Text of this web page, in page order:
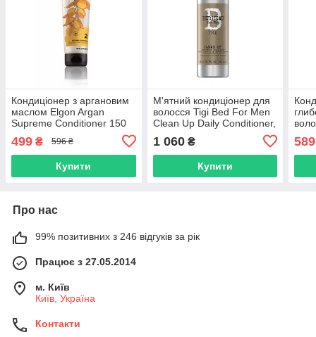
Кондиціонер з аргановим
маслом Elgon Argan
Supreme Conditioner 150
499 ₴ 596 ₴
Купити
М'ятний кондиціонер для
волосся Tigi Bed For Men
Clean Up Daily Conditioner,
1 060₴
Купити
мл
589
Про нас
99% позитивних з 246 відгуків за рік
Працює з 27.05.2014
м. Київ
Київ, Україна
Контакти